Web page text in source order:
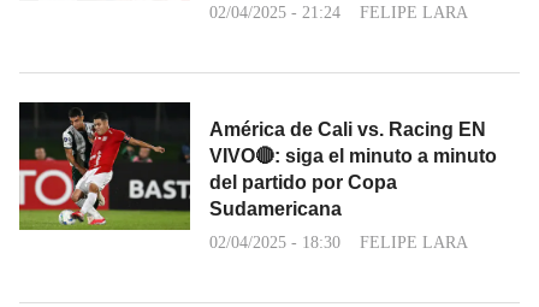
02/04/2025 - 21:24 FELIPE LARA
América de Cali vs. Racing EN
VIVO🔴: siga el minuto a minuto
del partido por Copa
Sudamericana
02/04/2025 - 18:30 FELIPE LARA